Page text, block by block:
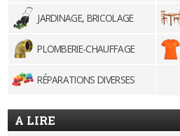
JARDINAGE, BRICOLAGE
PLOMBERIE-CHAUFFAGE
RÉPARATIONS DIVERSES
A LIRE